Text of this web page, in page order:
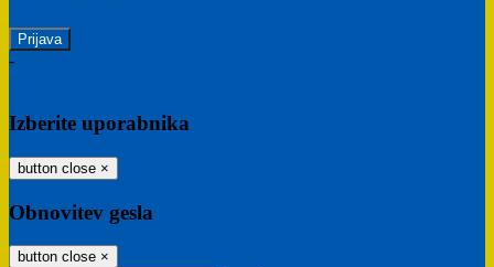
-
Izberite uporabnika
button close ×
Obnovitev gesla
button close ×